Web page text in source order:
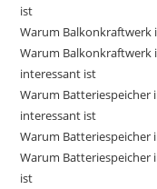
ist
Warum Balkonkraftwerk
Warum Balkonkraftwerk
interessant ist
Warum Batteriespeicher
interessant ist
Warum Batteriespeicher
Warum
ist